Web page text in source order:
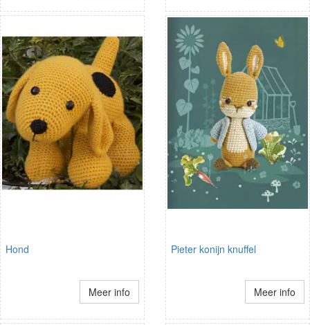
Hond
Meer info
Pieter konijn knuffel
Meer info